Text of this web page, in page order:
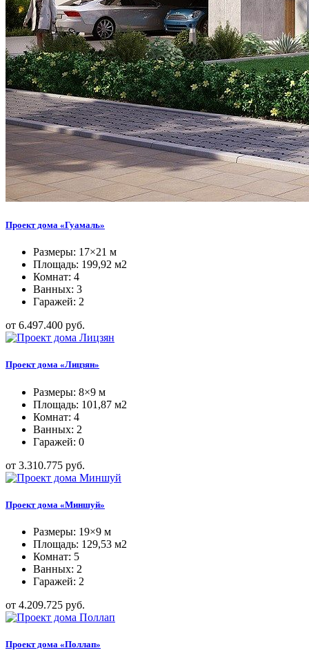
Проект дома «Гуамаль»
Размеры: 17×21 м
Площадь: 199,92 м2
Комнат: 4
Ванных: 3
Гаражей: 2
от 6.497.400 руб.
Проект дома «Лицзян»
Размеры: 8×9 м
Площадь: 101,87 м2
Комнат: 4
Ванных: 2
Гаражей: 0
от 3.310.775 руб.
Проект дома «Миншуй»
Размеры: 19×9 м
Площадь: 129,53 м2
Комнат: 5
Ванных: 2
Гаражей: 2
от 4.209.725 руб.
Проект дома «Поллап»